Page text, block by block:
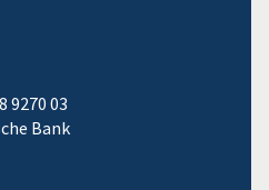
9270 03
Bank